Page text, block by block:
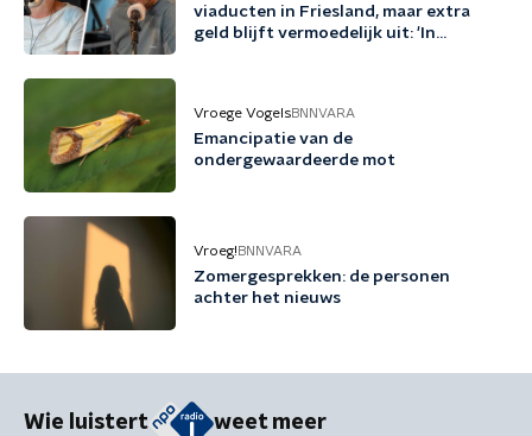
viaducten in Friesland, maar extra
geld blijft vermoedelijk uit: 'In
Vroege VogelsBNNVARA
Emancipatie van de
ondergewaardeerde mot
Vroeg! BNNVARA
Zomergesprekken: de personen
achter het nieuws
Wie luistert weet meer